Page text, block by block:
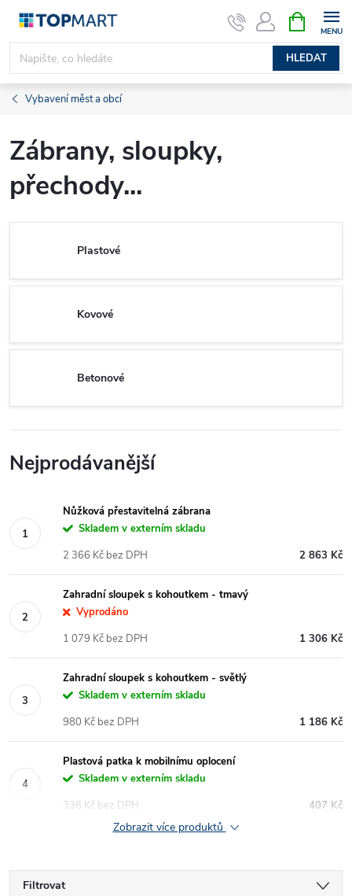
Přejít
obsah
HLEDAT
NÁKUPNÍ
KOŠÍK
Vybavení měst a obcí
Zábrany, sloupky,
přechody...
Plastové
Kovové
Betonové
Nejprodávanější
Nůžková přestavitelná zábrana
Skladem v externím skladu
2 863 Kč
2 366 Kč bez DPH
Zahradní sloupek s kohoutkem - tmavý
Vyprodáno
1 306 Kč
1 079 Kč bez DPH
Zahradní sloupek s kohoutkem - světlý
Skladem v externím skladu
1 186 Kč
980 Kč bez DPH
Plastová patka k mobilnímu oplocení
Skladem v externím skladu
407 Kč
336 Kč bez DPH
Zobrazit více produktů
Filtrovat